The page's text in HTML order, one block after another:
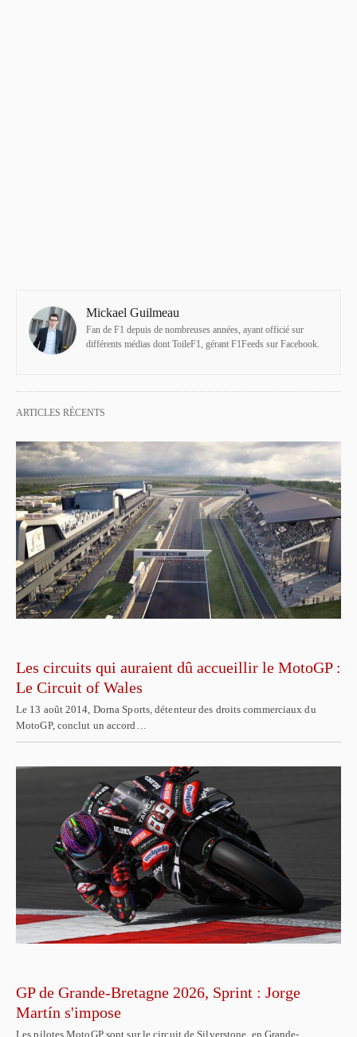
Mickael Guilmeau
Fan de F1 depuis de nombreuses années, ayant officié sur
différents médias dont ToileF1, gérant F1Feeds sur Facebook.
ARTICLES RÉCENTS
Les circuits qui auraient dû accueillir le MotoGP :
Le Circuit of Wales
Le 13 août 2014, Dorna Sports, détenteur des droits commerciaux du
MotoGP, conclut un accord…
GP de Grande-Bretagne 2026, Sprint : Jorge
Martín s'impose
Les pilotes MotoGP sont sur le circuit de Silverstone, en Grande-